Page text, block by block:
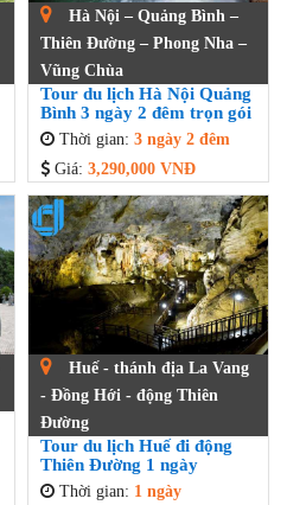
Hà Nội – Quảng Bình –
Thiên Đường – Phong Nha –
Vũng Chùa
Tour du lịch Hà Nội Quảng
Bình 3 ngày 2 đêm trọn gói
Thời gian: 3 ngày 2 đêm
Giá: 3,290,000 VNĐ
Huế - thánh địa La Vang
- Đồng Hới - động Thiên
Đường
Tour du lịch Huế đi động
Thiên Đường 1 ngày
Thời gian: 1 ngày